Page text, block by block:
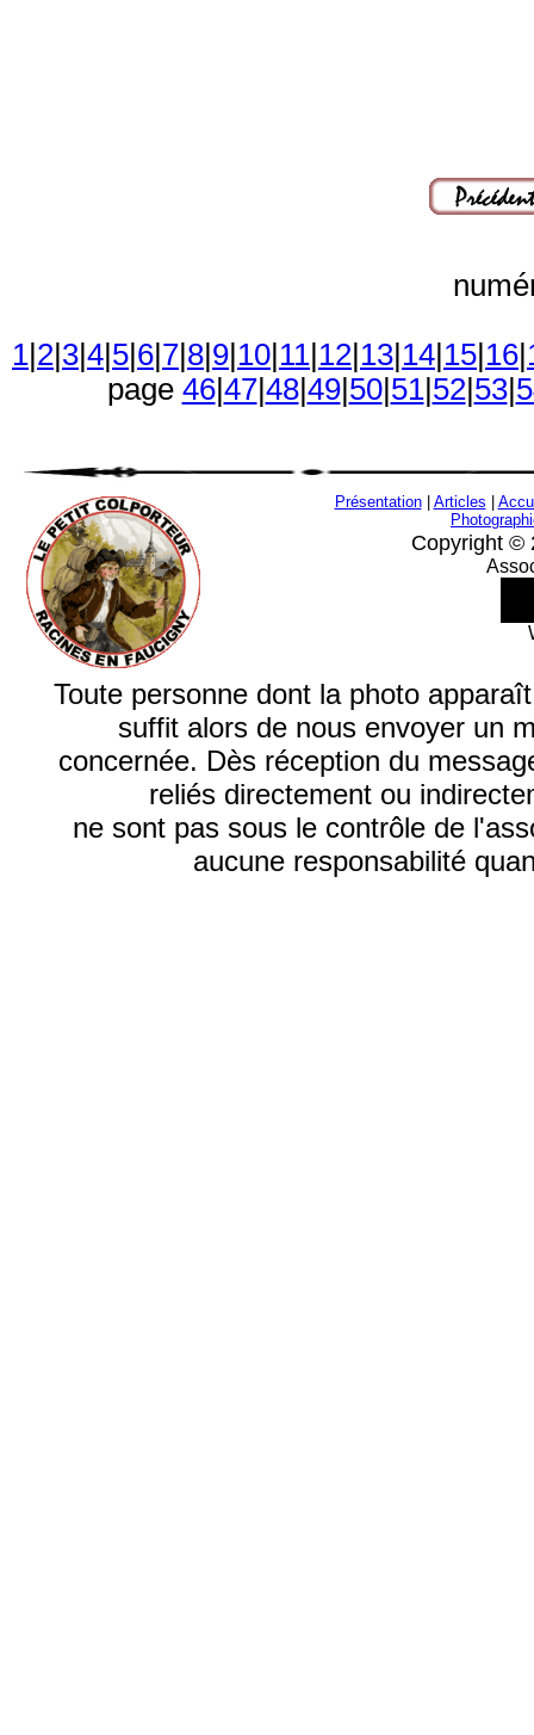
1 2 3 4 5 6 7 8 9 10 11 12 13 14 15 16
page 46| 47| 48| 49| 50| 51| 52| 53|
Présentation| Articles
Copyright ©
Toute personne dont la photo
suffit alors de nous envoyer un
concernée. Dès réception du
reliés directement ou
ne sont pas sous le contrôle de
aucune responsabilité